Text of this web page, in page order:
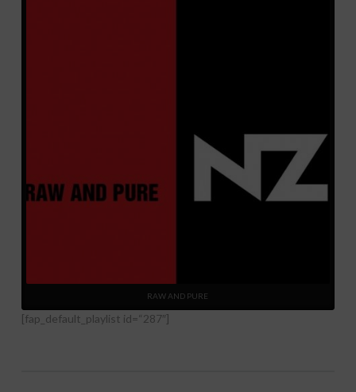
RAW AND PURE
[fap_default_playlist id=“287″]